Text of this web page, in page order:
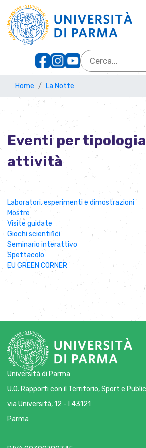
Home La Notte
Eventi per
attività
Laboratori, esperimenti e dimostrazioni
Mostre
Visite guidate
Giochi scientifici
Seminario interattivo
Spettacolo
EU GREEN CORNER
Università di Parma
U.O. Rapporti con il Territorio, Sport e
via Università, 12 - I 43121
Parma